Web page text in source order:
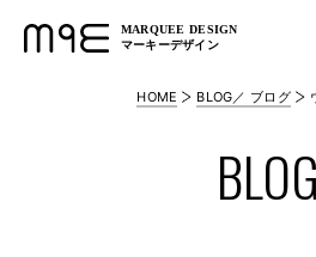
MARQUEE DESIGN
マーキーデザイン
HOME BLOG／ ブログ
BLOG